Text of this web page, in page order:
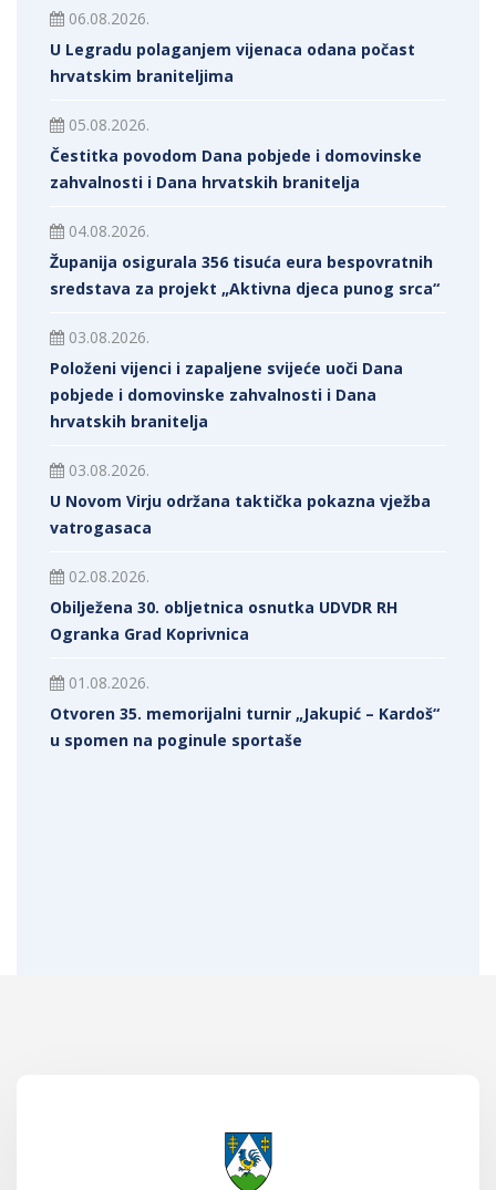
06.08.2026.
U Legradu polaganjem vijenaca odana počast
hrvatskim braniteljima
05.08.2026.
Čestitka povodom Dana pobjede i domovinske
zahvalnosti i Dana hrvatskih branitelja
04.08.2026.
Županija osigurala 356 tisuća eura bespovratnih
sredstava za projekt „Aktivna djeca punog srca“
03.08.2026.
Položeni vijenci i zapaljene svijeće uoči Dana
pobjede i domovinske zahvalnosti i Dana
hrvatskih branitelja
03.08.2026.
U Novom Virju održana taktička pokazna vježba
vatrogasaca
02.08.2026.
Obilježena 30. obljetnica osnutka UDVDR RH
Ogranka Grad Koprivnica
01.08.2026.
Otvoren 35. memorijalni turnir „Jakupić – Kardoš“
u spomen na poginule sportaše